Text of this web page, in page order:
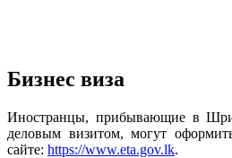
Бизнес виза
Иностранцы, прибывающие в
деловым визитом, могут
сайте: https://www.eta.gov.lk.